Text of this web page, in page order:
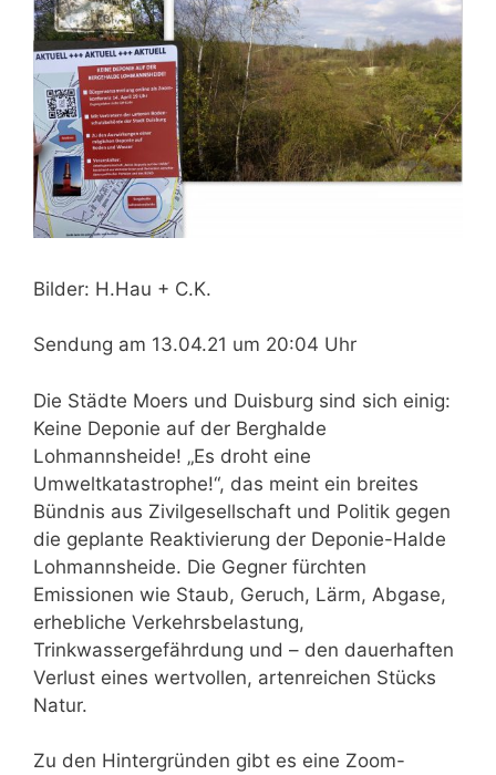
Bilder: H.Hau + C.K.
Sendung am 13.04.21 um 20:04 Uhr
Die Städte Moers und Duisburg sind sich einig:
Keine Deponie auf der Berghalde
Lohmannsheide! „Es droht eine
Umweltkatastrophe!“, das meint ein breites
Bündnis aus Zivilgesellschaft und Politik gegen
die geplante Reaktivierung der Deponie-Halde
Lohmannsheide. Die Gegner fürchten
Emissionen wie Staub, Geruch, Lärm, Abgase,
erhebliche Verkehrsbelastung,
Trinkwassergefährdung und – den dauerhaften
Verlust eines wertvollen, artenreichen Stücks
Natur.
Zu den Hintergründen gibt es eine Zoom-